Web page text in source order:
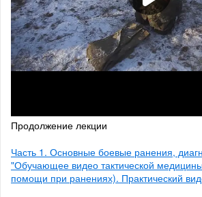
Продолжение лекции
Часть 1. Основные боевые ранения,
"Обучающее видео тактической
помощи при ранениях). Практический